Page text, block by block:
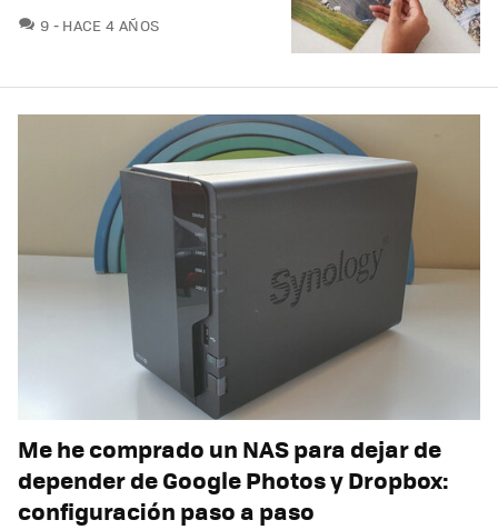
9 COMENTARIOS
HACE 4 AÑOS
Me he comprado un NAS para dejar de
depender de Google Photos y Dropbox:
configuración paso a paso